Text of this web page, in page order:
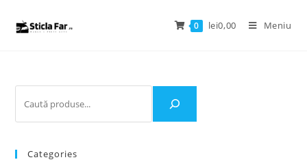
0 lei0,00 Meniu
Categories